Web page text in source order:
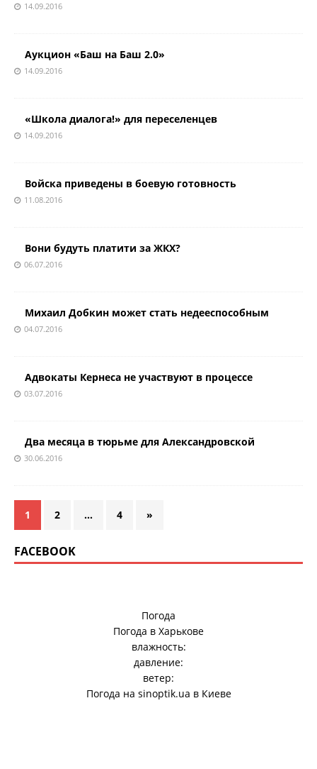
14.09.2016
Аукцион «Баш на Баш 2.0»
14.09.2016
«Школа диалога!» для переселенцев
14.09.2016
Войска приведены в боевую готовность
11.08.2016
Вони будуть платити за ЖКХ?
06.07.2016
Михаил Добкин может стать недееспособным
04.07.2016
Адвокаты Кернеса не участвуют в процессе
03.07.2016
Два месяца в тюрьме для Александровской
30.06.2016
1 2 … 4 »
FACEBOOK
Погода
Погода в Харькове
влажность:
давление:
ветер:
Погода на sinoptik.ua в Киеве